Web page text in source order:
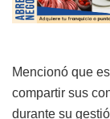
Mencionó que
compartir sus
durante su